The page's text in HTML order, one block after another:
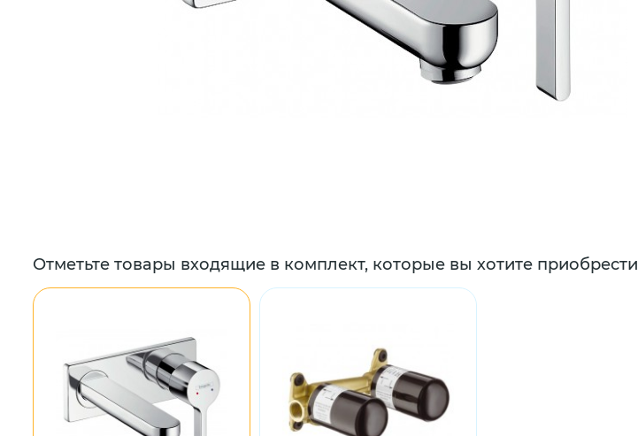
Отметьте товары входящие в комплект, которые вы хотите приобрести